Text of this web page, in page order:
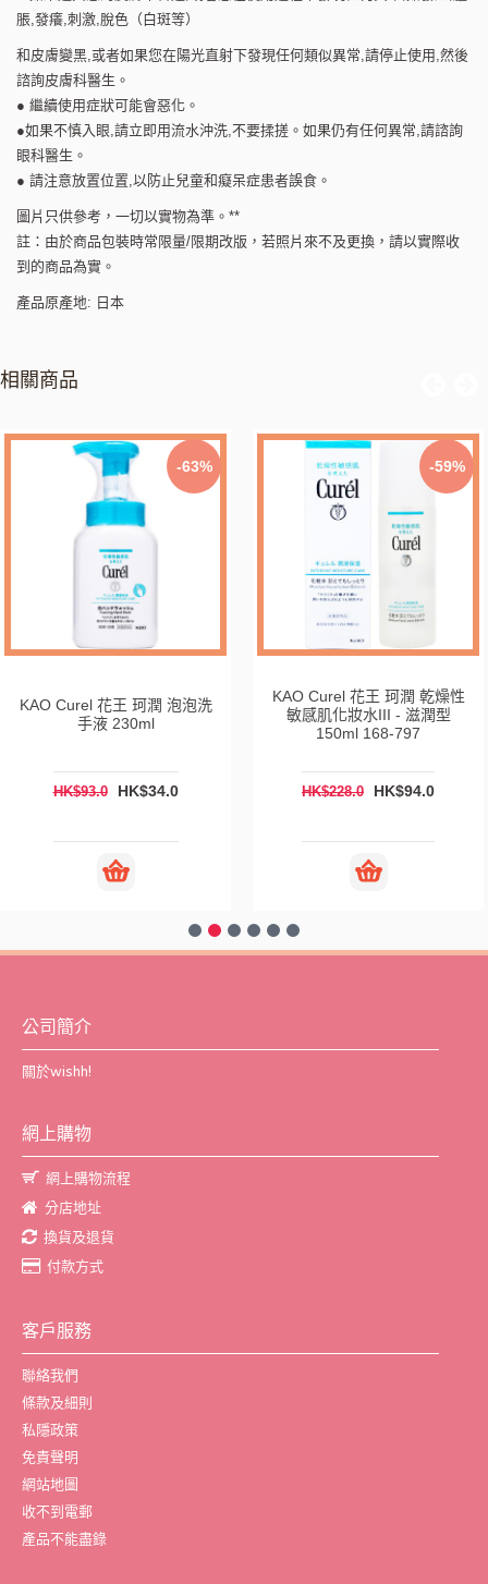
脹,發癢,刺激,脫色（白斑等）
和皮膚變黑,或者如果您在陽光直射下發現任何類似異常,請停止使用,然後
諮詢皮膚科醫生。
● 繼續使用症狀可能會惡化。
●如果不慎入眼,請立即用流水沖洗,不要揉搓。如果仍有任何異常,請諮詢
眼科醫生。
● 請注意放置位置,以防止兒童和癡呆症患者誤食。
圖片只供參考，一切以實物為準。**
註：由於商品包裝時常限量/限期改版，若照片來不及更換，請以實際收
到的商品為實。
產品原產地: 日本
相關商品
-63%
KAO Curel 花王 珂潤 泡泡洗
手液 230ml
HK$93.0 HK$34.0
-59%
KAO Curel 花王 珂潤 乾燥性
敏感肌化妝水III - 滋潤型
150ml 168-797
HK$228.0 HK$94.0
公司簡介
關於wishh!
網上購物
網上購物流程
分店地址
換貨及退貨
付款方式
客戶服務
聯絡我們
條款及細則
私隱政策
免責聲明
網站地圖
收不到電郵
產品不能盡錄